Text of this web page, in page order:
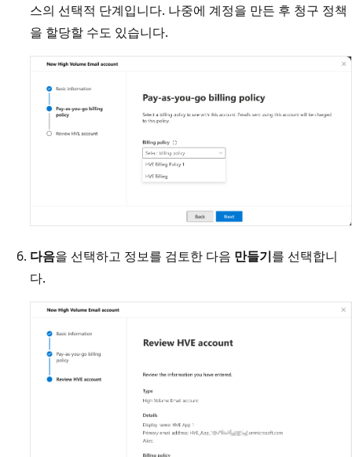
스의 선택적 단계입니다. 나중에 계정을 만든 후 청구 정책
을 할당할 수도 있습니다.
다음을 선택하고 정보를 검토한 다음 만들기를 선택합니
다.